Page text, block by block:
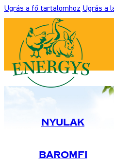
Ugrás a fő tartalomhoz Ugrás a
Nyulak
Baromfi